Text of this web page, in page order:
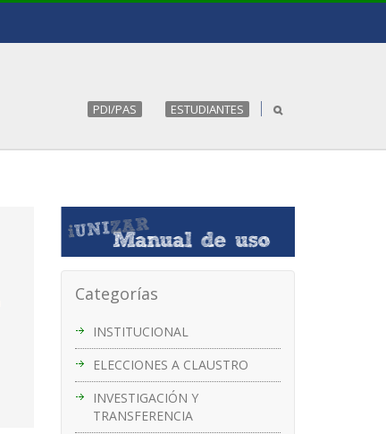
PDI/PAS ESTUDIANTES
Categorías
INSTITUCIONAL
ELECCIONES A CLAUSTRO
INVESTIGACIÓN Y
TRANSFERENCIA